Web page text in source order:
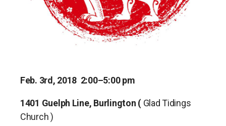
Feb. 3rd, 2018 2:00–5:00 pm
1401 Guelph Line, Burlington ( Glad Tidings
Church )